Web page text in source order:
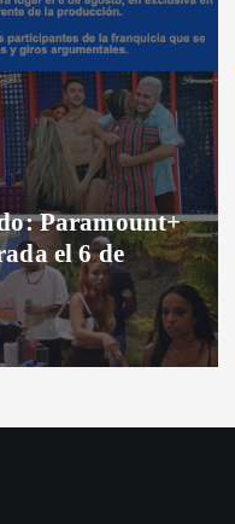
Paramount+
el 6 de